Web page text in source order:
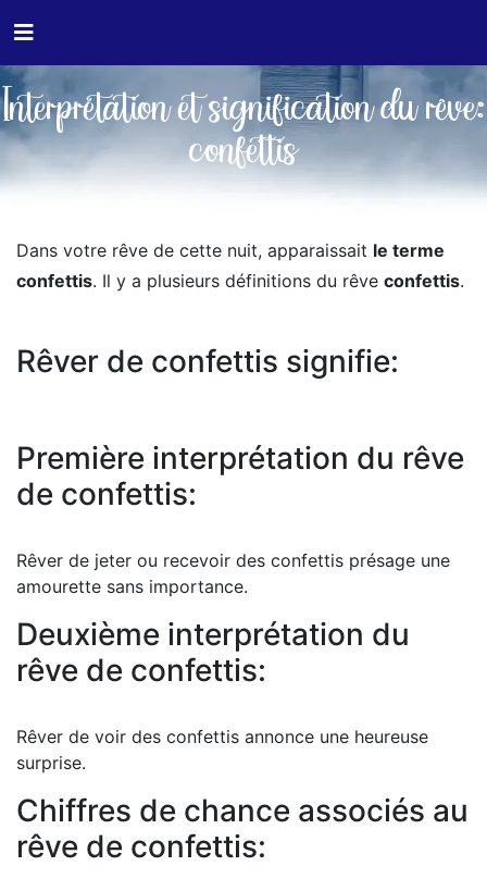
Interprétation et signification du rêve:
confettis
Dans votre rêve de cette nuit, apparaissait le terme
confettis. Il y a plusieurs définitions du rêve confettis.
Rêver de confettis signifie:
Première interprétation du rêve
de confettis:
Rêver de jeter ou recevoir des confettis présage une
amourette sans importance.
Deuxième interprétation du
rêve de confettis:
Rêver de voir des confettis annonce une heureuse
surprise.
Chiffres de chance associés au
rêve de confettis: